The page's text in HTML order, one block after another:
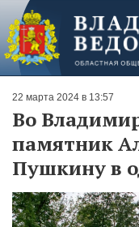
22 марта 2024 в 13:57
Во
памятник
Пушкину в